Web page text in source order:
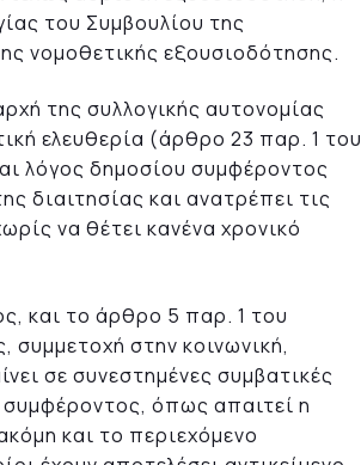
του Συμβουλίου της
νομοθετικής εξουσιοδότησης.
της συλλογικής αυτονομίας
ελευθερία (άρθρο 23 παρ. 1 του
λόγος δημοσίου συμφέροντος
διαιτησίας και ανατρέπει τις
να θέτει κανένα χρονικό
και το άρθρο 5 παρ. 1 του
στην κοινωνική,
σε συνεστημένες συμβατικές
συμφέροντος, όπως απαιτεί η
και το περιεχόμενο